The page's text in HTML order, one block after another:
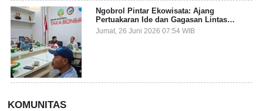
Ngobrol Pintar Ekowisata: Ajang
Pertuakaran Ide dan Gagasan Lintas
Sektor
Jumat, 26 Juni 2026 07:54 WIB
KOMUNITAS